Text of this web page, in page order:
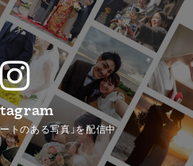
トのある写真」を配信中